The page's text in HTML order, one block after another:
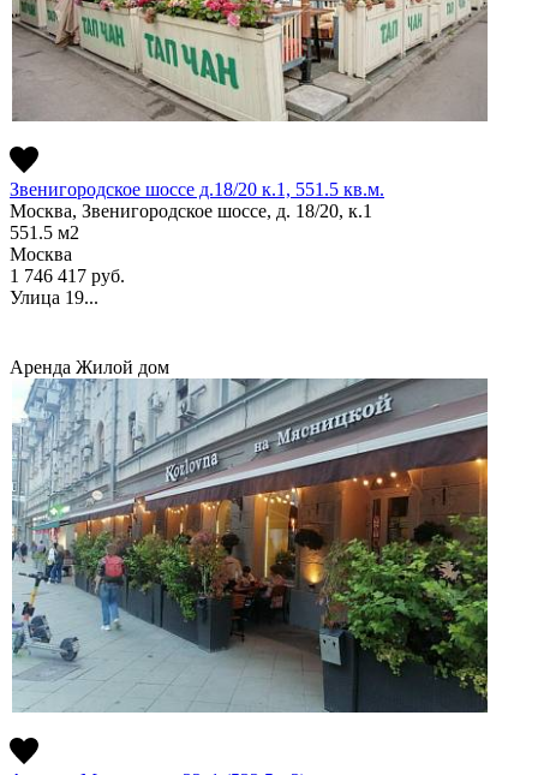
Звенигородское шоссе д.18/20 к.1, 551.5 кв.м.
Москва, Звенигородское шоссе, д. 18/20, к.1
551.5 м2
Москва
1 746 417 руб.
Улица 19...
Аренда Жилой дом